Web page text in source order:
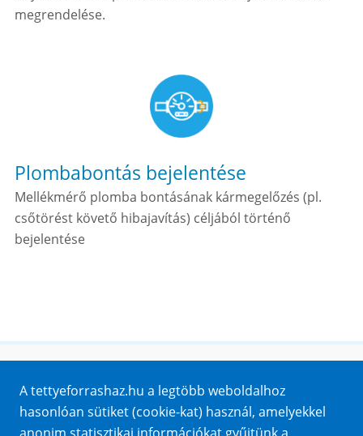
megrendelése.
Plombabontás bejelentése
Mellékmérő plomba bontásának kármegelőzés (pl.
csőtörést követő hibajavítás) céljából történő
bejelentése
Impresszum
Sütik
A tettyeforrashaz.hu a legtöbb weboldalhoz
hasonlóan sütiket (cookie-kat) használ, amelyekkel